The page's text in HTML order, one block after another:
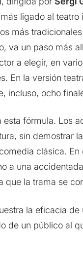
ligado al
más
va un paso más
a elegir, en
En la versión
incluso, ocho
fórmula. Los
sin demostrar
clásica. En
a una
la trama se
la eficacia
de un público al